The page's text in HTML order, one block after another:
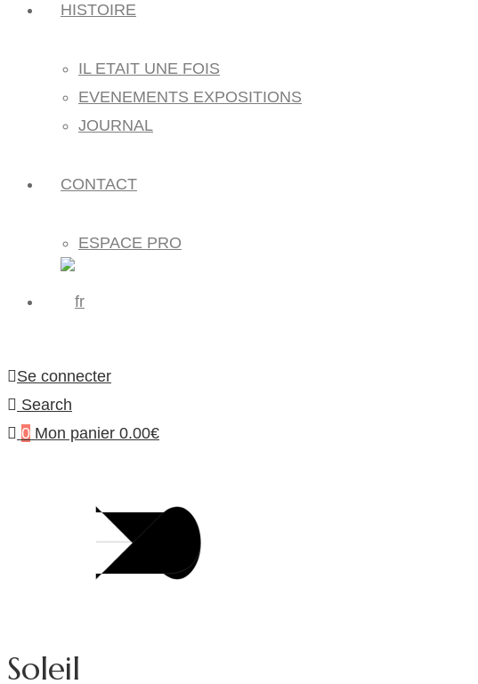
HISTOIRE
IL ETAIT UNE FOIS
EVENEMENTS EXPOSITIONS
JOURNAL
CONTACT
ESPACE PRO
Se connecter
Search
0 Mon panier 0.00€
Soleil